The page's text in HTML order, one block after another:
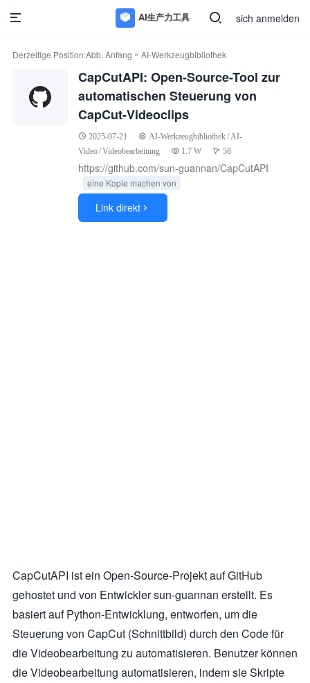
sich anmelden
Derzeitige Position:Abb. Anfang » AI-Werkzeugbibliothek
CapCutAPI: Open-Source-Tool zur
automatischen Steuerung von
CapCut-Videoclips
2025-07-21 AI-Werkzeugbibliothek/ AI-
Video/Videobearbeitung 1.7 W 58
https://github.com/sun-guannan/CapCutAPI
eine Kopie machen von
Link direkt 
CapCutAPI ist ein Open-Source-Projekt auf GitHub
gehostet und von Entwickler sun-guannan erstellt. Es
basiert auf Python-Entwicklung, entworfen, um die
Steuerung von CapCut (Schnittbild) durch den Code für
die Videobearbeitung zu automatisieren. Benutzer können
die Videobearbeitung automatisieren, indem sie Skripte